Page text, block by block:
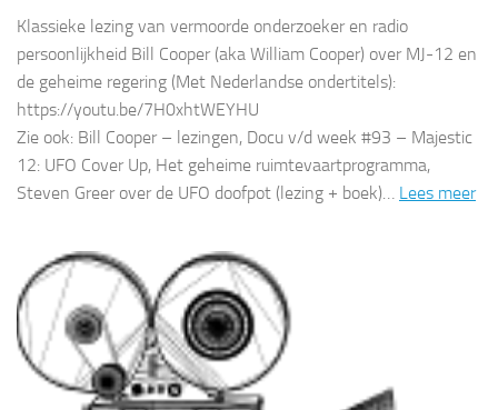
Klassieke lezing van vermoorde onderzoeker en radio
persoonlijkheid Bill Cooper (aka William Cooper) over MJ-12 en
de geheime regering (Met Nederlandse ondertitels):
https://youtu.be/7H0xhtWEYHU
Zie ook: Bill Cooper – lezingen, Docu v/d week #93 – Majestic
12: UFO Cover Up, Het geheime ruimtevaartprogramma,
Steven Greer over de UFO doofpot (lezing + boek)… Lees meer